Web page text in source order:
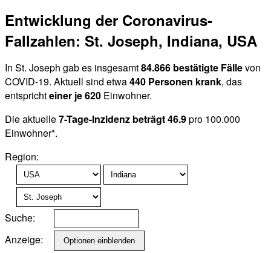
Entwicklung der Coronavirus-
Fallzahlen: St. Joseph, Indiana, USA
In St. Joseph gab es insgesamt84.866 bestätigte Fällevon
COVID-19. Aktuell sind etwa440 Personen krank, das
entsprichteiner je 620 Einwohner.
Die aktuelle7-Tage-Inzidenz beträgt 46.9pro 100.000
Einwohner*.
Region:
Suche:
Anzeige: